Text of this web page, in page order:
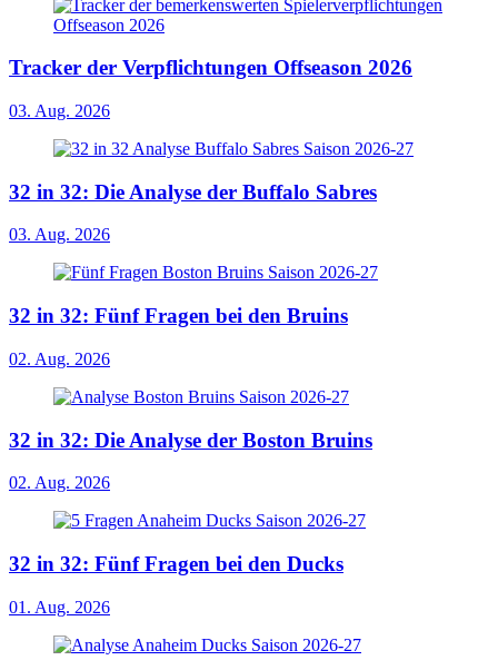
Tracker der Verpflichtungen Offseason 2026
03. Aug. 2026
32 in 32: Die Analyse der Buffalo Sabres
03. Aug. 2026
32 in 32: Fünf Fragen bei den Bruins
02. Aug. 2026
32 in 32: Die Analyse der Boston Bruins
02. Aug. 2026
32 in 32: Fünf Fragen bei den Ducks
01. Aug. 2026